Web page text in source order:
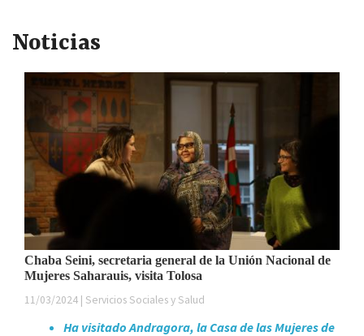
Noticias
Chaba Seini, secretaria general de la Unión Nacional de
Mujeres Saharauis, visita Tolosa
11/03/2024 | Servicios Sociales y Salud
Ha visitado Andragora, la Casa de las Mujeres de